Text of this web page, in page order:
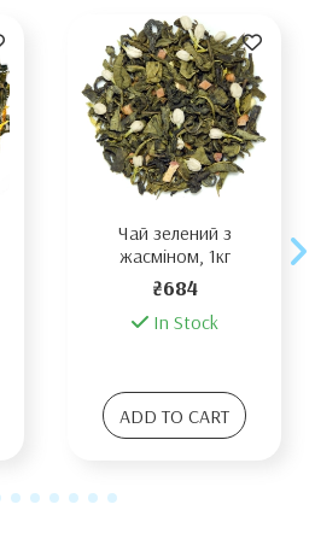
Чай зелений з
жасміном, 1кг
₴684
In Stock
ADD TO CART